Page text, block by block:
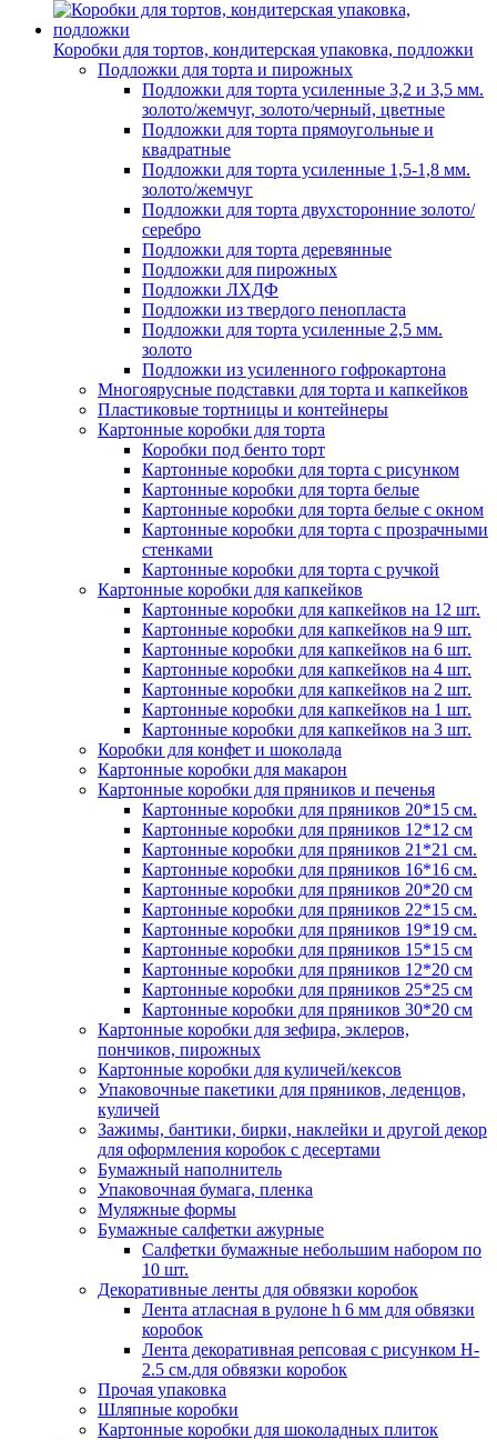
Коробки для тортов, кондитерская упаковка, подложки
Подложки для торта и пирожных
Подложки для торта усиленные 3,2 и 3,5 мм.
золото/жемчуг, золото/черный, цветные
Подложки для торта прямоугольные и
квадратные
Подложки для торта усиленные 1,5-1,8 мм.
золото/жемчуг
Подложки для торта двухсторонние золото/
серебро
Подложки для торта деревянные
Подложки для пирожных
Подложки ЛХДФ
Подложки из твердого пенопласта
Подложки для торта усиленные 2,5 мм.
золото
Подложки из усиленного гофрокартона
Многоярусные подставки для торта и капкейков
Пластиковые тортницы и контейнеры
Картонные коробки для торта
Коробки под бенто торт
Картонные коробки для торта с рисунком
Картонные коробки для торта белые
Картонные коробки для торта белые с окном
Картонные коробки для торта с прозрачными
стенками
Картонные коробки для торта с ручкой
Картонные коробки для капкейков
Картонные коробки для капкейков на 12 шт.
Картонные коробки для капкейков на 9 шт.
Картонные коробки для капкейков на 6 шт.
Картонные коробки для капкейков на 4 шт.
Картонные коробки для капкейков на 2 шт.
Картонные коробки для капкейков на 1 шт.
Картонные коробки для капкейков на 3 шт.
Коробки для конфет и шоколада
Картонные коробки для макарон
Картонные коробки для пряников и печенья
Картонные коробки для пряников 20*15 см.
Картонные коробки для пряников 12*12 см
Картонные коробки для пряников 21*21 см.
Картонные коробки для пряников 16*16 см.
Картонные коробки для пряников 20*20 см
Картонные коробки для пряников 22*15 см.
Картонные коробки для пряников 19*19 см.
Картонные коробки для пряников 15*15 см
Картонные коробки для пряников 12*20 см
Картонные коробки для пряников 25*25 см
Картонные коробки для пряников 30*20 см
Картонные коробки для зефира, эклеров,
пончиков, пирожных
Картонные коробки для куличей/кексов
Упаковочные пакетики для пряников, леденцов,
куличей
Зажимы, бантики, бирки, наклейки и другой декор
для оформления коробок с десертами
Бумажный наполнитель
Упаковочная бумага, пленка
Муляжные формы
Бумажные салфетки ажурные
Салфетки бумажные небольшим набором по
10 шт.
Декоративные ленты для обвязки коробок
Лента атласная в рулоне h 6 мм для обвязки
коробок
Лента декоративная репсовая с рисунком H-
2.5 см.для обвязки коробок
Прочая упаковка
Шляпные коробки
Картонные коробки для шоколадных плиток